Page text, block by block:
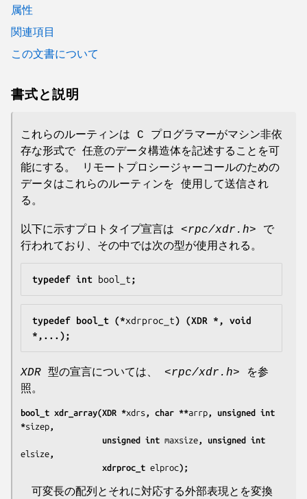
属性
関連項目
この文書について
書式と説明
これらのルーティンは C プログラマーがマシン非依
存な形式で 任意のデータ構造体を記述することを可
能にする。 リモートプロシージャーコールのための
データはこれらのルーティンを 使用して送信され
る。
以下に示すプロトタイプ宣言は <rpc/xdr.h> で
行われており、その中では次の型が使用される。
typedef int bool_t;
typedef bool_t (*xdrproc_t) (XDR *, void
*,...);
XDR 型の宣言については、 <rpc/xdr.h> を参
照。
bool_t xdr_array(XDR *xdrs , char **arrp , unsigned int
*sizep ,
                 unsigned int
maxsize
elsize ,
                 xdrproc_t
elproc);
可変長の配列とそれに対応する外部表現とを変換